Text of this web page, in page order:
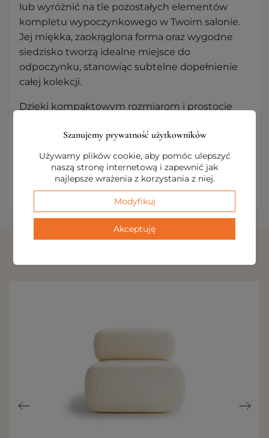
lub wyróżnić na tle pozostałych elementów
kompletu wypoczynkowego w Twoim salonie.
Jej miękka, zaokrąglona forma oraz wygodne
siedzisko tworzą idealne miejsce do
odpoczynku, stanowiąc subtelne dopełnienie
całej kolekcji.
Dzięki kompaktowym rozmiarom i prostocie
siedziska lub dekoracyjnego elementu, który
wprowadza spokój i harmonię do wnętrza.
Charakterystyczne przeszycie nawiązuje do linii
horyzontu, nadając pufie wyjątkowy charakter.
Szanujemy prywatność użytkowników
Używamy plików cookie, aby pomóc ulepszyć
naszą stronę internetową i zapewnić jak
najlepsze wrażenia z korzystania z niej.
Modyfikuj
Akceptuję